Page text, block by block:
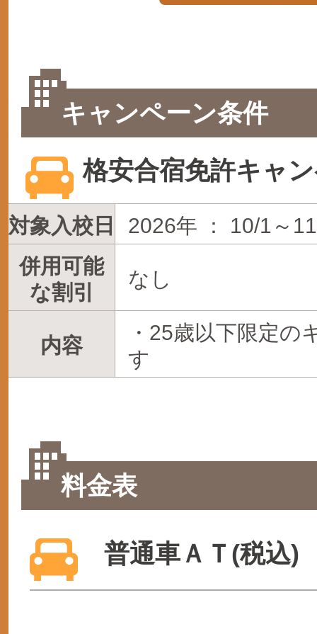
キャンペーン条件
格安合宿免許キャ
対象入校日
2026年 ： 10/1～
併用可能
な割引
なし
内容
・25歳以下限定の
す
料金表
普通車ＡＴ(税込)